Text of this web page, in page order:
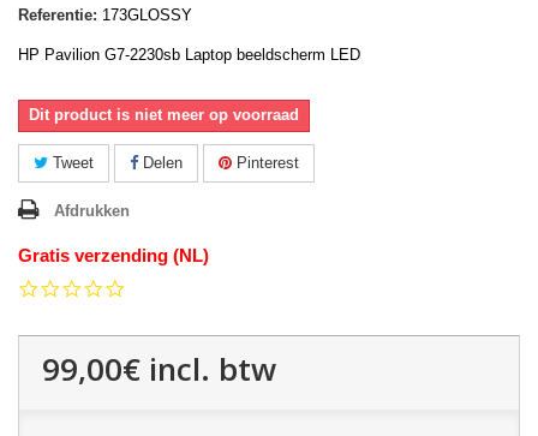
Referentie: 173GLOSSY
HP Pavilion G7-2230sb Laptop beeldscherm LED
Dit product is niet meer op voorraad
Tweet Delen Pinterest
Afdrukken
Gratis verzending (NL)
99,00€ incl. btw